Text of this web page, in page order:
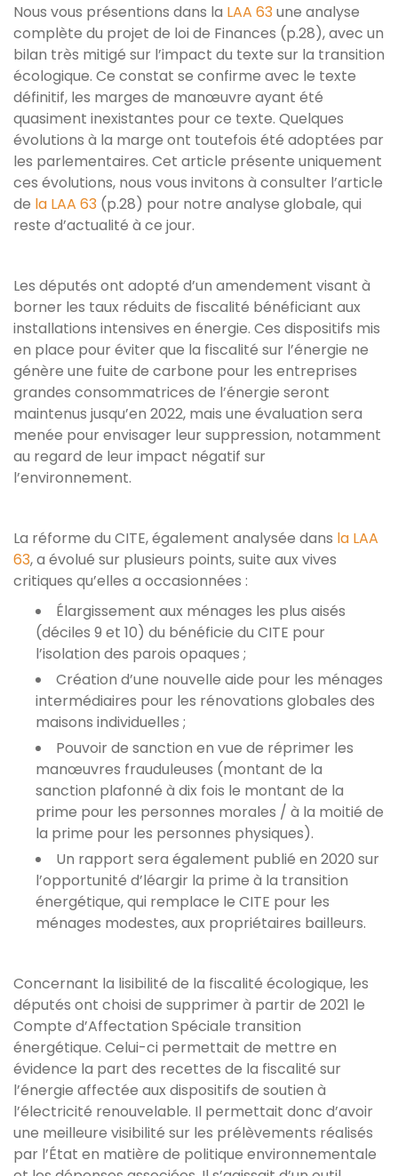
Nous vous présentions dans la LAA 63une analyse
complète du projet de loi de Finances (p.28), avec un
bilan très mitigé sur l’impact du texte sur la transition
écologique. Ce constat se confirme avec le texte
définitif, les marges de manœuvre ayant été
quasiment inexistantes pour ce texte. Quelques
évolutions à la marge ont toutefois été adoptées par
les parlementaires. Cet article présente uniquement
ces évolutions, nous vous invitons à consulter l’article
de la LAA 63 (p.28) pour notre analyse globale, qui
reste d’actualité à ce jour.
Les députés ont adopté d’un amendement visant à
borner les taux réduits de fiscalité bénéficiant aux
installations intensives en énergie. Ces dispositifs mis
en place pour éviter que la fiscalité sur l’énergie ne
génère une fuite de carbone pour les entreprises
grandes consommatrices de l’énergie seront
maintenus jusqu’en 2022, mais une évaluation sera
menée pour envisager leur suppression, notamment
au regard de leur impact négatif sur
l’environnement.
La réforme du CITE, également analysée dans la LAA
63, a évolué sur plusieurs points, suite aux vives
critiques qu’elles a occasionnées :
Élargissement aux ménages les plus aisés
(déciles 9 et 10) du bénéficie du CITE pour
l’isolation des parois opaques ;
Création d’une nouvelle aide pour les ménages
intermédiaires pour les rénovations globales des
maisons individuelles ;
Pouvoir de sanction en vue de réprimer les
manœuvres frauduleuses (montant de la
sanction plafonné à dix fois le montant de la
prime pour les personnes morales / à la moitié de
la prime pour les personnes physiques).
Un rapport sera également publié en 2020 sur
l’opportunité d’léargir la prime à la transition
énergétique, qui remplace le CITE pour les
ménages modestes, aux propriétaires bailleurs.
Concernant la lisibilité de la fiscalité écologique, les
députés ont choisi de supprimer à partir de 2021 le
Compte d’Affectation Spéciale transition
énergétique. Celui-ci permettait de mettre en
évidence la part des recettes de la fiscalité sur
l’énergie affectée aux dispositifs de soutien à
l’électricité renouvelable. Il permettait donc d’avoir
une meilleure visibilité sur les prélèvements réalisés
par l’État en matière de politique environnementale